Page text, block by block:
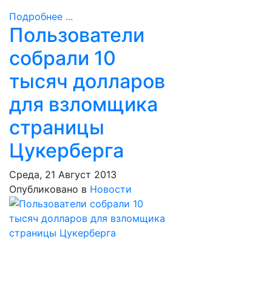
Подробнее ...
Пользователи
собрали 10
тысяч долларов
для взломщика
страницы
Цукерберга
Среда, 21 Август 2013
Опубликовано в Новости